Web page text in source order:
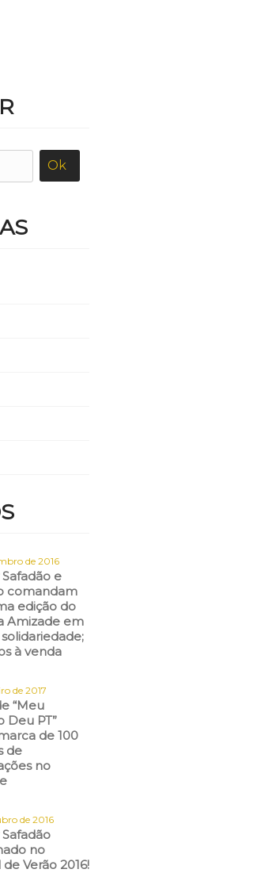
de 2016
e
comandam
edição do
Amizade em
à venda
de 2017
“Meu
Deu PT”
de 100
de
no
de 2016
no
de Verão 2016!